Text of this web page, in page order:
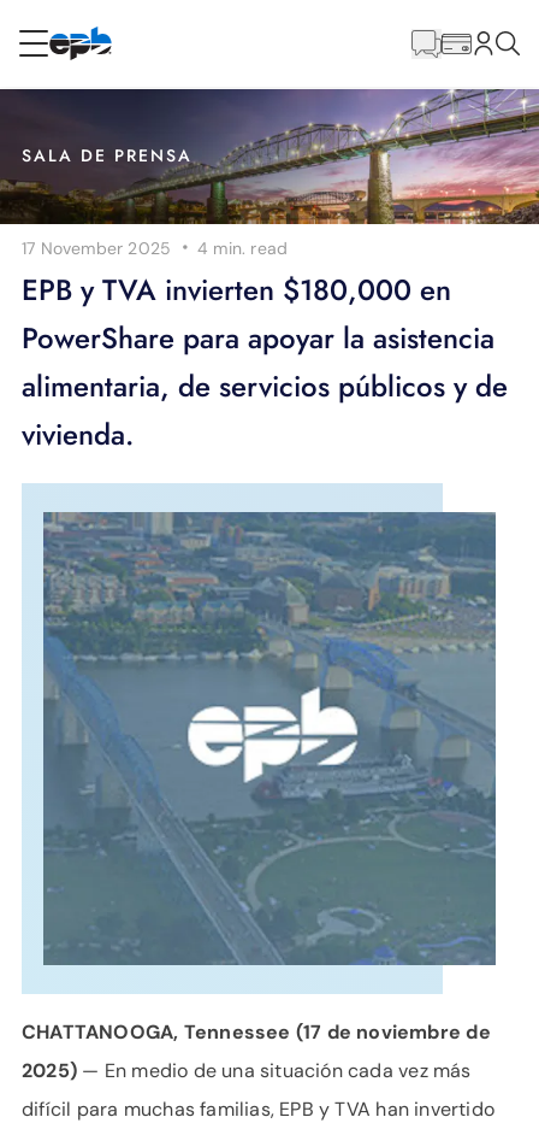
Internet
Energía
Televisión
APOYO
IDIOMA
principal
SALA DE PRENSA
17 November 2025 · 4 min. read
EPB y TVA invierten $180,000 en
PowerShare para apoyar la asistencia
alimentaria, de servicios públicos y de
vivienda.
CHATTANOOGA, Tennessee (17 de noviembre de
2025) — En medio de una situación cada vez más
difícil para muchas familias, EPB y TVA han invertido